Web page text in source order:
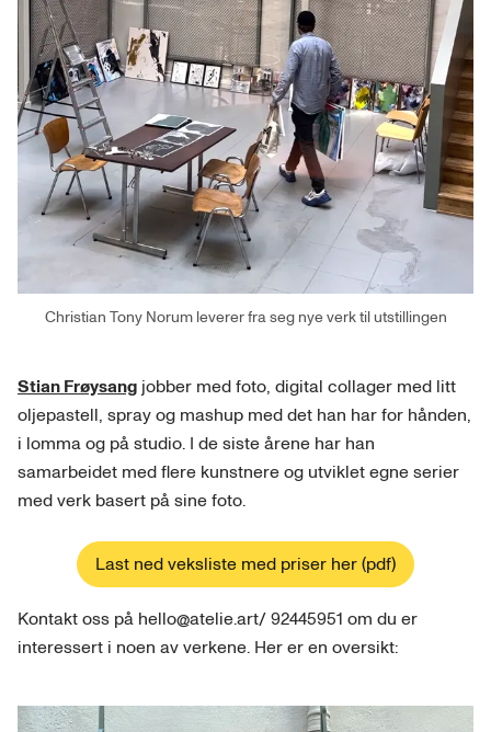
Christian Tony Norum leverer fra seg nye verk til utstillingen
Stian Frøysang jobber med foto, digital collager med litt
oljepastell, spray og mashup med det han har for hånden,
i lomma og på studio. I de siste årene har han
samarbeidet med flere kunstnere og utviklet egne serier
med verk basert på sine foto.
Last ned veksliste med priser her (pdf)
Kontakt oss på hello@atelie.art/ 92445951 om du er
interessert i noen av verkene. Her er en oversikt: